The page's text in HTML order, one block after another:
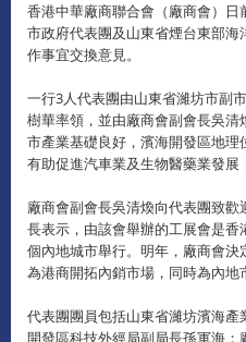
香港中華廠商聯合會（廠商會）
市政府代表團及山東省煙台東部
作事宜交換意見。
一行3人代表團由山東省濰坊市副
樹華率領，並由廠商會副會長吳
市產業基礎良好，濱海開發區地理
有助促進汽車業及生物醫藥業發展
廠商會副會長吳清煥向代表團致
長表示，由該會舉辦的工展會是
個內地城市舉行。明年，廠商會決
為港商開拓內銷市場，同時為內地
代表團團員包括山東省濰坊濱海
開發區科技外經局副局長孫軍海